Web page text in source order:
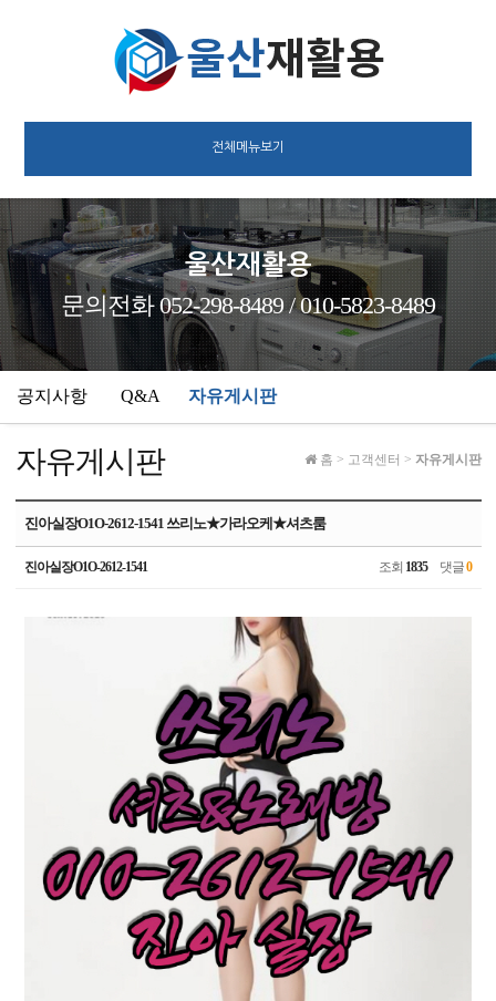
전체메뉴보기
울산재활용
문의전화 052-298-8489 / 010-5823-8489
공지사항 Q&A 자유게시판
자유게시판 홈 > 고객센터 > 자유게시판
진아실장O1O-2612-1541 쓰리노★가라오케★셔츠룸
진아실장O1O-2612-1541 조회 1835댓글0